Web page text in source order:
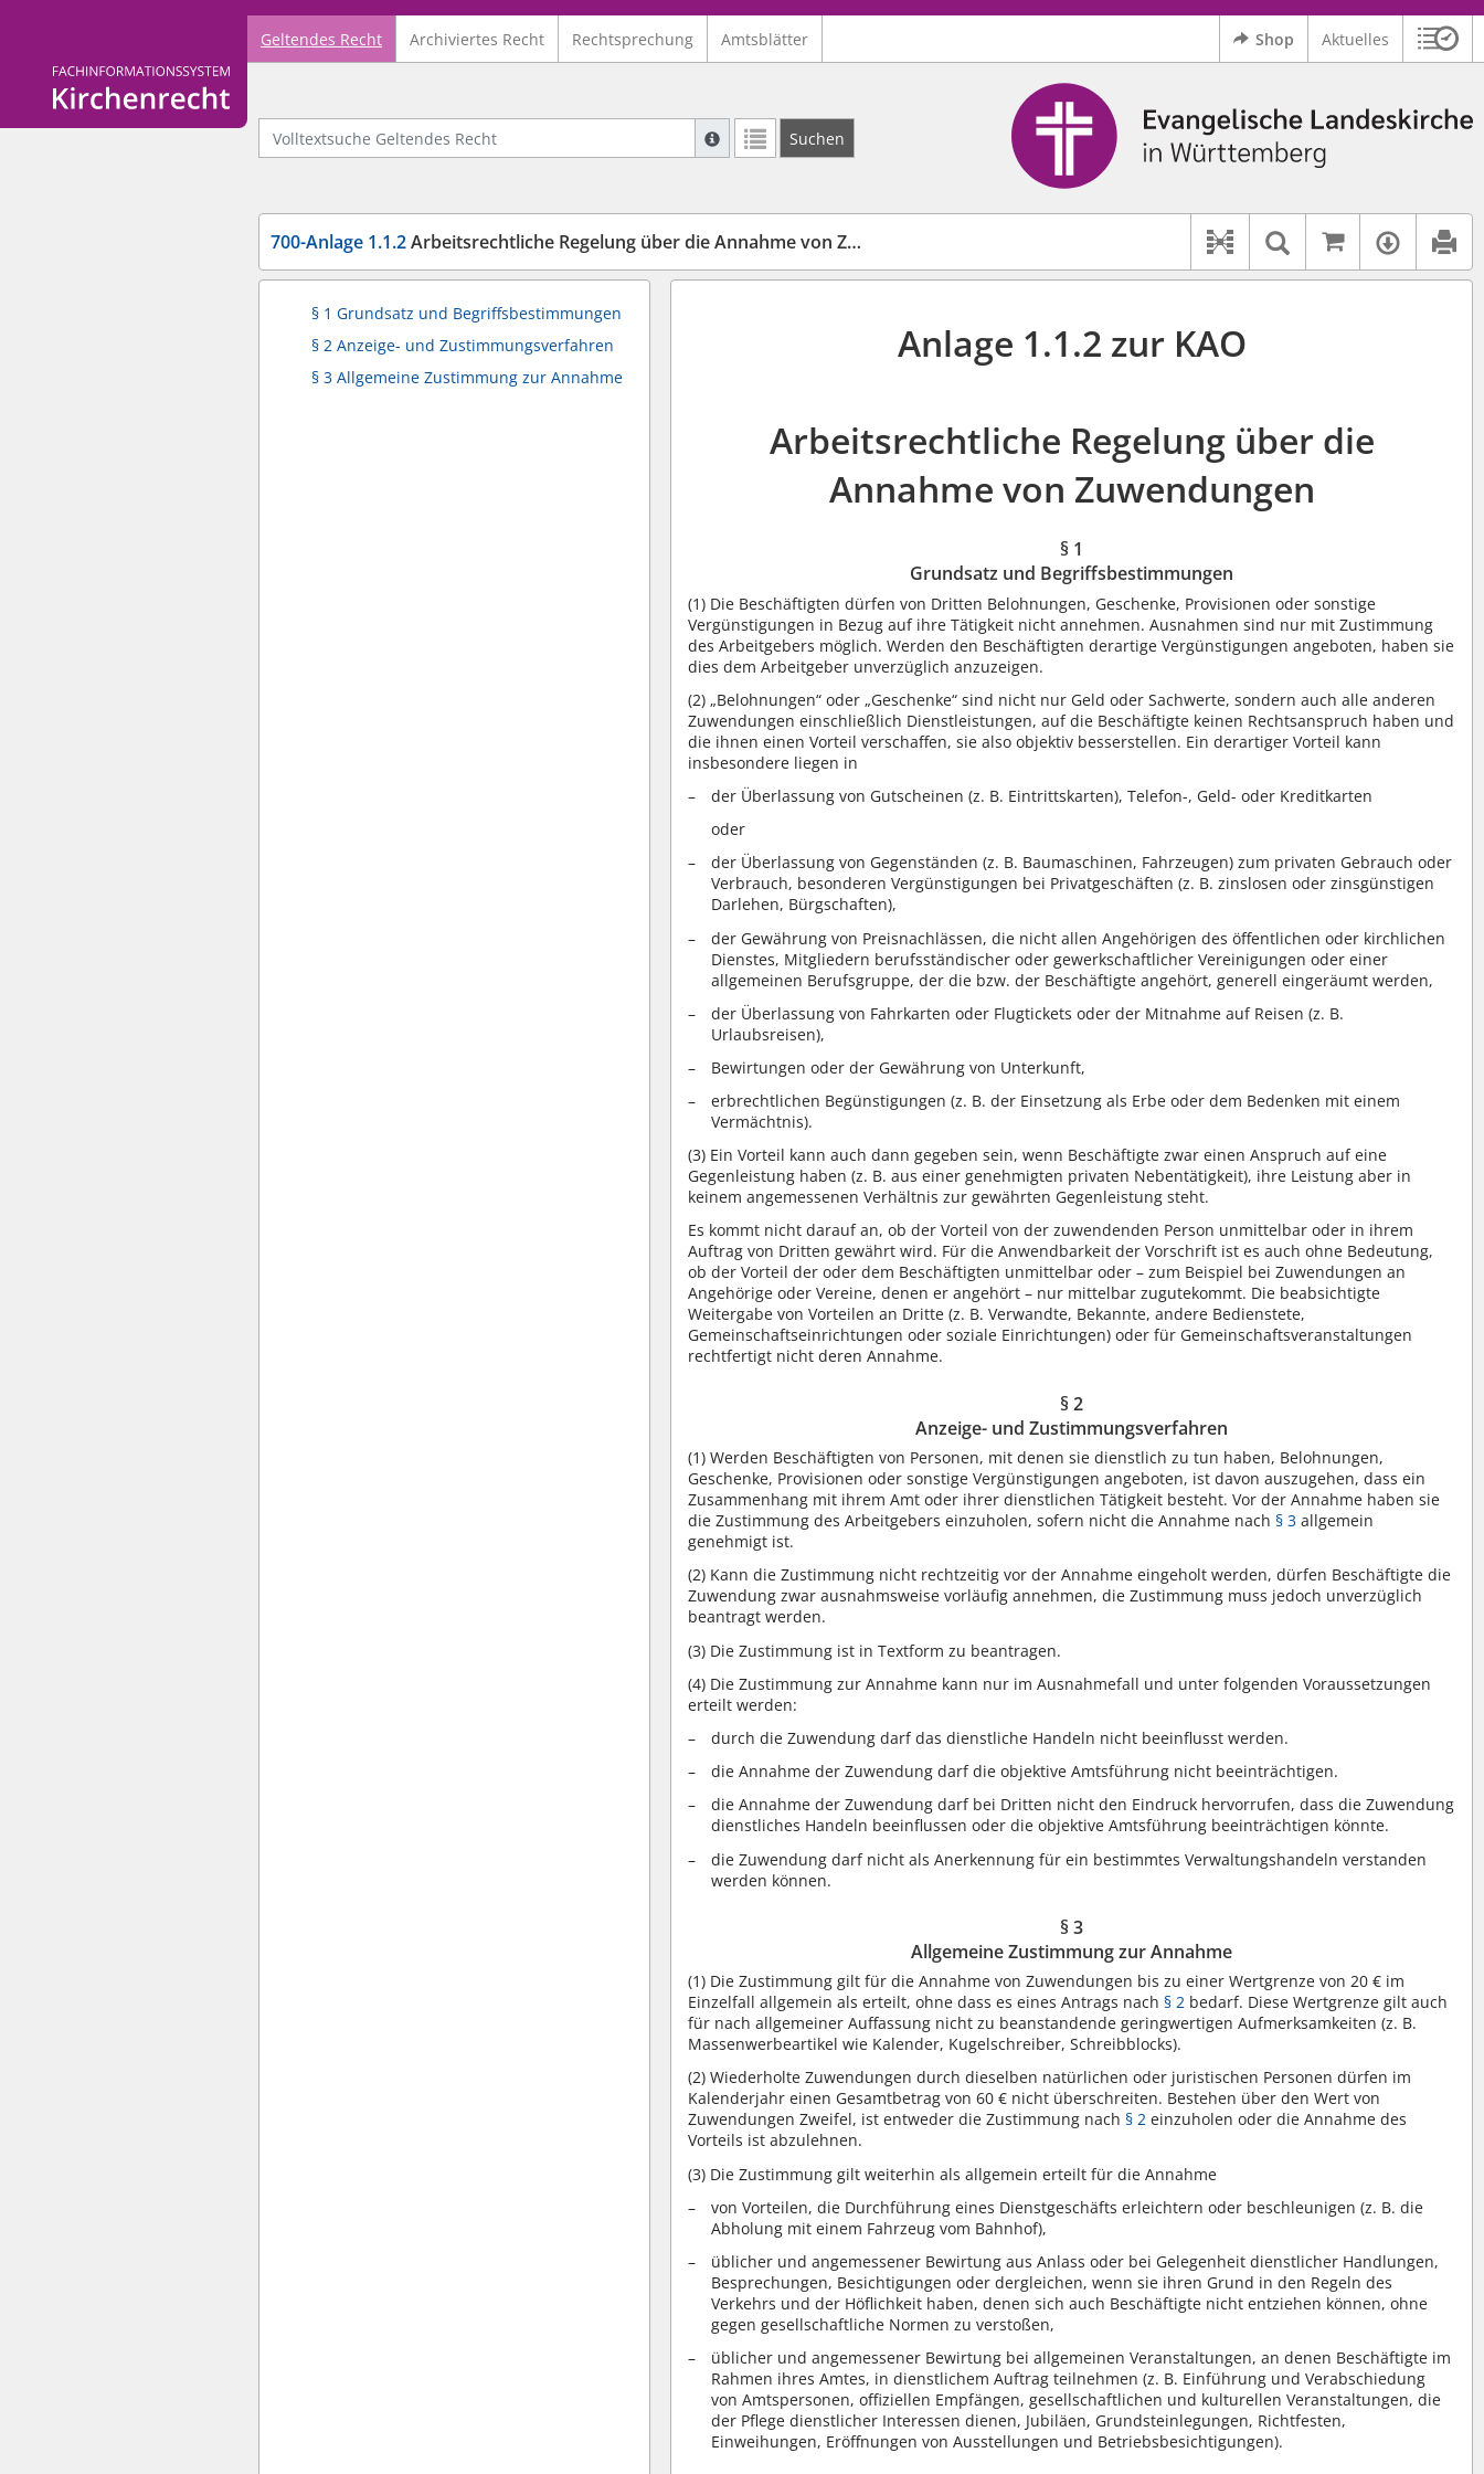
Logo Fachinformationssystem Kirchenrecht
Geltendes Recht Archiviertes Recht Rechtsprechung Amtsblätter Shop Aktuelles
Volltextsuche Geltendes Recht
Suche mit Platzhalter "*", Bsp. Pfarrer*, findet auch: "Pfarrerinitiative" oder "Pfarrerausschuss".
Weitere Suchoperatoren finden Sie in unserer Hilfe.
Suchen
Logo Ev. Landeskirche in Württemberg
700-Anlage 1.1.2Arbeitsrechtliche Regelung über die Annahme von Zuwendungen
Dokument-Beziehungen
Textsuche im
Auf
§ 1 Grundsatz und Begriffsbestimmungen
§ 2 Anzeige- und Zustimmungsverfahren
§ 3 Allgemeine Zustimmung zur Annahme
Anlage 1.1.2 zur KAO
Arbeitsrechtliche Regelung über die
Annahme von Zuwendungen
§ 1
Grundsatz und Begriffsbestimmungen
(1) Die Beschäftigten dürfen von Dritten Belohnungen, Geschenke, Provisionen oder sonstige
Vergünstigungen in Bezug auf ihre Tätigkeit nicht annehmen. Ausnahmen sind nur mit Zustimmung
des Arbeitgebers möglich. Werden den Beschäftigten derartige Vergünstigungen angeboten, haben sie
dies dem Arbeitgeber unverzüglich anzuzeigen.
(2) „Belohnungen“ oder „Geschenke“ sind nicht nur Geld oder Sachwerte, sondern auch alle anderen
Zuwendungen einschließlich Dienstleistungen, auf die Beschäftigte keinen Rechtsanspruch haben und
die ihnen einen Vorteil verschaffen, sie also objektiv besserstellen. Ein derartiger Vorteil kann
insbesondere liegen in
der Überlassung von Gutscheinen (z. B. Eintrittskarten), Telefon-, Geld- oder Kreditkarten
oder
der Überlassung von Gegenständen (z. B. Baumaschinen, Fahrzeugen) zum privaten Gebrauch oder
Verbrauch, besonderen Vergünstigungen bei Privatgeschäften (z. B. zinslosen oder zinsgünstigen
Darlehen, Bürgschaften),
der Gewährung von Preisnachlässen, die nicht allen Angehörigen des öffentlichen oder kirchlichen
Dienstes, Mitgliedern berufsständischer oder gewerkschaftlicher Vereinigungen oder einer
allgemeinen Berufsgruppe, der die bzw. der Beschäftigte angehört, generell eingeräumt werden,
der Überlassung von Fahrkarten oder Flugtickets oder der Mitnahme auf Reisen (z. B.
Urlaubsreisen),
Bewirtungen oder der Gewährung von Unterkunft,
erbrechtlichen Begünstigungen (z. B. der Einsetzung als Erbe oder dem Bedenken mit einem
Vermächtnis).
(3) Ein Vorteil kann auch dann gegeben sein, wenn Beschäftigte zwar einen Anspruch auf eine
Gegenleistung haben (z. B. aus einer genehmigten privaten Nebentätigkeit), ihre Leistung aber in
keinem angemessenen Verhältnis zur gewährten Gegenleistung steht.
Es kommt nicht darauf an, ob der Vorteil von der zuwendenden Person unmittelbar oder in ihrem
Auftrag von Dritten gewährt wird. Für die Anwendbarkeit der Vorschrift ist es auch ohne Bedeutung,
ob der Vorteil der oder dem Beschäftigten unmittelbar oder – zum Beispiel bei Zuwendungen an
Angehörige oder Vereine, denen er angehört – nur mittelbar zugutekommt. Die beabsichtigte
Weitergabe von Vorteilen an Dritte (z. B. Verwandte, Bekannte, andere Bedienstete,
Gemeinschaftseinrichtungen oder soziale Einrichtungen) oder für Gemeinschaftsveranstaltungen
rechtfertigt nicht deren Annahme.
§ 2
Anzeige- und Zustimmungsverfahren
(1) Werden Beschäftigten von Personen, mit denen sie dienstlich zu tun haben, Belohnungen,
Geschenke, Provisionen oder sonstige Vergünstigungen angeboten, ist davon auszugehen, dass ein
Zusammenhang mit ihrem Amt oder ihrer dienstlichen Tätigkeit besteht. Vor der Annahme haben sie
die Zustimmung des Arbeitgebers einzuholen, sofern nicht die Annahme nach§ 3 allgemein
genehmigt ist.
(2) Kann die Zustimmung nicht rechtzeitig vor der Annahme eingeholt werden, dürfen Beschäftigte die
Zuwendung zwar ausnahmsweise vorläufig annehmen, die Zustimmung muss jedoch unverzüglich
beantragt werden.
(3) Die Zustimmung ist in Textform zu beantragen.
(4) Die Zustimmung zur Annahme kann nur im Ausnahmefall und unter folgenden Voraussetzungen
erteilt werden:
durch die Zuwendung darf das dienstliche Handeln nicht beeinflusst werden.
die Annahme der Zuwendung darf die objektive Amtsführung nicht beeinträchtigen.
die Annahme der Zuwendung darf bei Dritten nicht den Eindruck hervorrufen, dass die Zuwendung
dienstliches Handeln beeinflussen oder die objektive Amtsführung beeinträchtigen könnte.
die Zuwendung darf nicht als Anerkennung für ein bestimmtes Verwaltungshandeln verstanden
werden können.
§ 3
Allgemeine Zustimmung zur Annahme
(1) Die Zustimmung gilt für die Annahme von Zuwendungen bis zu einer Wertgrenze von 20 € im
Einzelfall allgemein als erteilt, ohne dass es eines Antrags nach§ 2 bedarf. Diese Wertgrenze gilt auch
für nach allgemeiner Auffassung nicht zu beanstandende geringwertigen Aufmerksamkeiten (z. B.
Massenwerbeartikel wie Kalender, Kugelschreiber, Schreibblocks).
(2) Wiederholte Zuwendungen durch dieselben natürlichen oder juristischen Personen dürfen im
Kalenderjahr einen Gesamtbetrag von 60 € nicht überschreiten. Bestehen über den Wert von
Zuwendungen Zweifel, ist entweder die Zustimmung nach§ 2 einzuholen oder die Annahme des
Vorteils ist abzulehnen.
(3) Die Zustimmung gilt weiterhin als allgemein erteilt für die Annahme
von Vorteilen, die Durchführung eines Dienstgeschäfts erleichtern oder beschleunigen (z. B. die
Abholung mit einem Fahrzeug vom Bahnhof),
üblicher und angemessener Bewirtung aus Anlass oder bei Gelegenheit dienstlicher Handlungen,
Besprechungen, Besichtigungen oder dergleichen, wenn sie ihren Grund in den Regeln des
Verkehrs und der Höflichkeit haben, denen sich auch Beschäftigte nicht entziehen können, ohne
gegen gesellschaftliche Normen zu verstoßen,
üblicher und angemessener Bewirtung bei allgemeinen Veranstaltungen, an denen Beschäftigte im
Rahmen ihres Amtes, in dienstlichem Auftrag teilnehmen (z. B. Einführung und Verabschiedung
von Amtspersonen, offiziellen Empfängen, gesellschaftlichen und kulturellen Veranstaltungen, die
der Pflege dienstlicher Interessen dienen, Jubiläen, Grundsteinlegungen, Richtfesten,
Einweihungen, Eröffnungen von Ausstellungen und Betriebsbesichtigungen).